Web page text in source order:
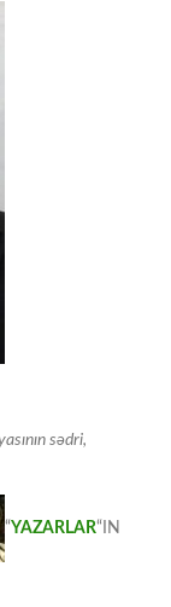
sədri,
“YAZARLAR“IN